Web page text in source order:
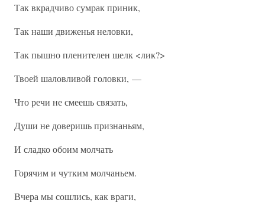
Так вкрадчиво сумрак приник,
Так наши движенья неловки,
Так пышно пленителен шелк <лик?>
Твоей шаловливой головки, —
Что речи не смеешь связать,
Души не доверишь признаньям,
И сладко обоим молчать
Горячим и чутким молчаньем.
Вчера мы сошлись, как враги,